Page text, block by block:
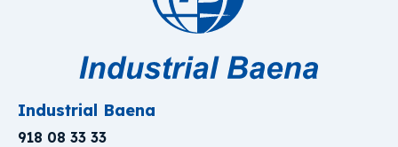
Industrial Baena
918 08 33 33